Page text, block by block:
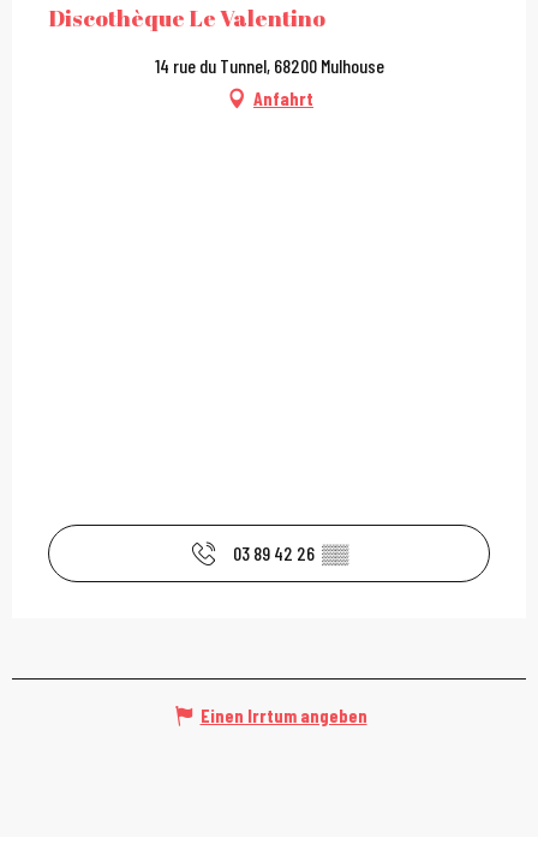
Discothèque Le Valentino
14 rue du Tunnel, 68200 Mulhouse
Anfahrt
03 89 42 26 ▒▒
Einen Irrtum angeben